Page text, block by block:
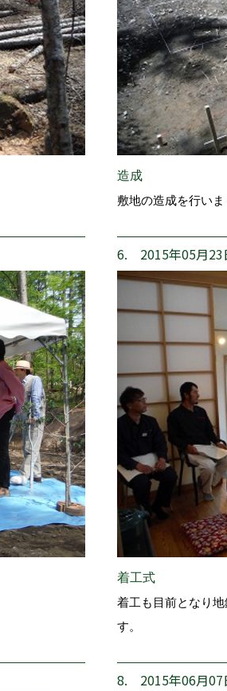
造成
敷地の造成を行いま
6. 2015年05月23
着工式
着工も目前となり
す。
8. 2015年06月07